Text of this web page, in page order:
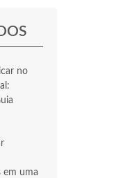
no
em uma